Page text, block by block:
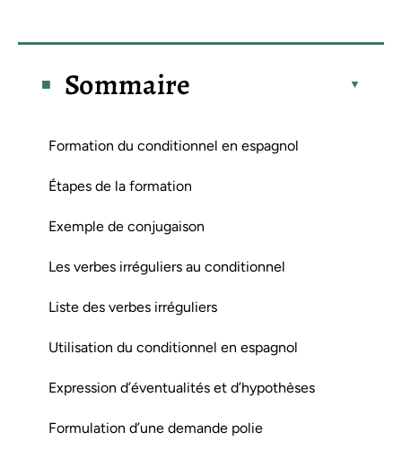
Sommaire
Formation du conditionnel en espagnol
Étapes de la formation
Exemple de conjugaison
Les verbes irréguliers au conditionnel
Liste des verbes irréguliers
Utilisation du conditionnel en espagnol
Expression d’éventualités et d’hypothèses
Formulation d’une demande polie